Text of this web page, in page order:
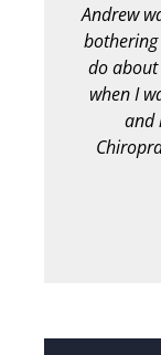
Andrew
do
when I
and